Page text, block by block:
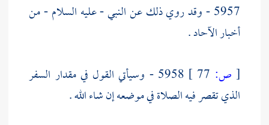
5957 - وقد روي ذلك عن النبي - عليه السلام - من
أخبار الآحاد .
[ ص:
5958 - وسيأتي القول في مقدار السفر
الذي تقصر فيه الصلاة في موضعه إن شاء الله .